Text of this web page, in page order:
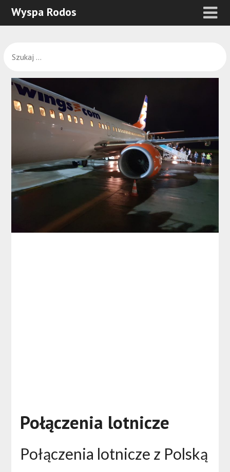
Wyspa Rodos
Połączenia lotnicze
Połączenia lotnicze z Polską